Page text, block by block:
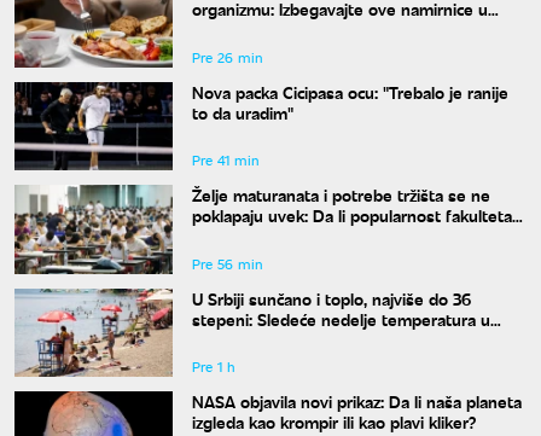
organizmu: Izbegavajte ove namirnice u
nestabilan
Pre 26 min
Nova packa Cicipasa ocu: "Trebalo je ranije
to da uradim"
Pre 41 min
Želje maturanata i potrebe tržišta se ne
poklapaju uvek: Da li popularnost fakulteta
Pre 56 min
U Srbiji sunčano i toplo, najviše do 36
stepeni: Sledeće nedelje temperatura u
Pre 1 h
NASA objavila novi prikaz: Da li naša planeta
izgleda kao krompir ili kao plavi kliker?